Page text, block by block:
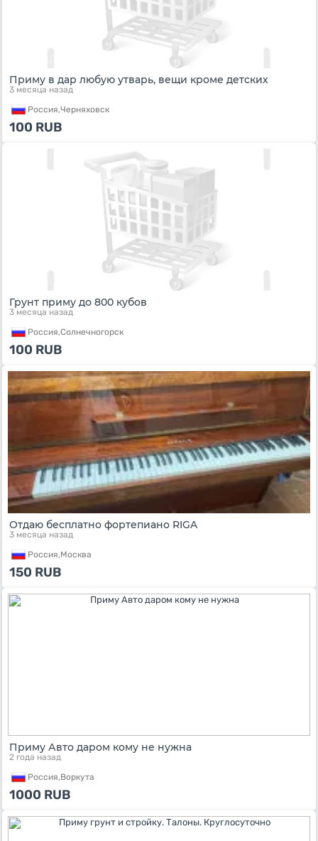
Приму в дар любую утварь, вещи кроме детских
3 месяца назад
Россия,Черняховск
100 RUB
Грунт приму до 800 кубов
3 месяца назад
Россия,Солнечногорск
100 RUB
Отдаю бесплатно фортепиано RIGA
3 месяца назад
Россия,Москва
150 RUB
Приму Авто даром кому не нужна
2 года назад
Россия,Воркута
1000 RUB